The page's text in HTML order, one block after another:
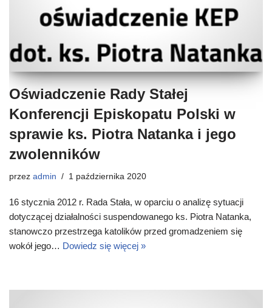
Oświadczenie Rady Stałej
Konferencji Episkopatu Polski w
sprawie ks. Piotra Natanka i jego
zwolenników
przez admin 1 października 2020
16 stycznia 2012 r. Rada Stała, w oparciu o analizę sytuacji
dotyczącej działalności suspendowanego ks. Piotra Natanka,
stanowczo przestrzega katolików przed gromadzeniem się
wokół jego… Dowiedz się więcej »